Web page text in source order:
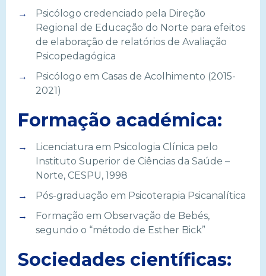
Psicólogo credenciado pela Direção
Regional de Educação do Norte para efeitos
de elaboração de relatórios de Avaliação
Psicopedagógica
Psicólogo em Casas de Acolhimento (2015-
2021)
Formação académica:
Licenciatura em Psicologia Clínica pelo
Instituto Superior de Ciências da Saúde –
Norte, CESPU, 1998
Pós-graduação em Psicoterapia Psicanalítica
Formação em Observação de Bebés,
segundo o “método de Esther Bick”
Sociedades científicas: